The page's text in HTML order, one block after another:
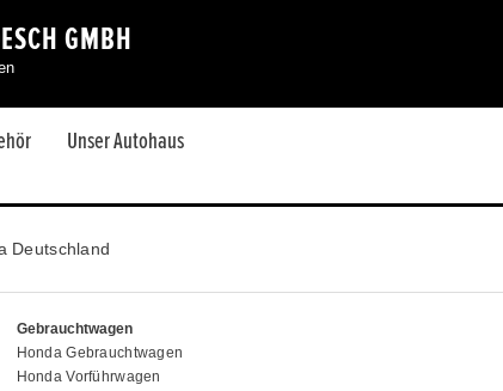
GMBH
Unser Autohaus
Deutschland
Gebrauchtwagen
Honda Gebrauchtwagen
Honda Vorführwagen